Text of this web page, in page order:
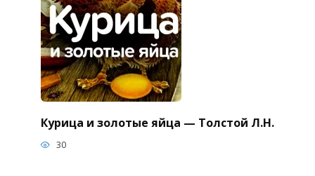
Курица и золотые яйца — Толстой Л.Н.
30